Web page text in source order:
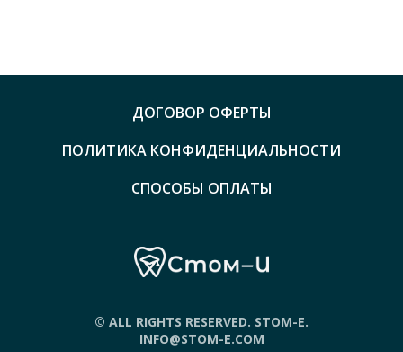
ДОГОВОР ОФЕРТЫ
ПОЛИТИКА КОНФИДЕНЦИАЛЬНОСТИ
СПОСОБЫ ОПЛАТЫ
© ALL RIGHTS RESERVED. STOM-E.
INFO@STOM-E.COM